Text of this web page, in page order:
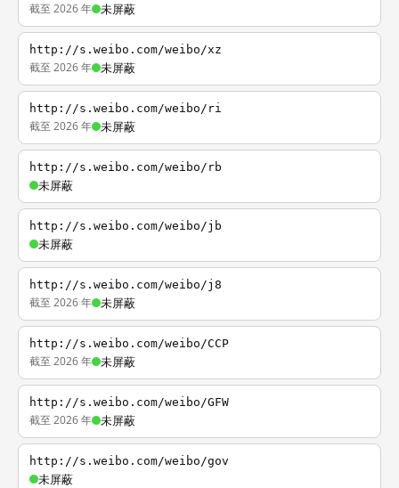
截至 2026 年 未屏蔽
http://s.weibo.com/weibo/xz
截至 2026 年 未屏蔽
http://s.weibo.com/weibo/ri
截至 2026 年 未屏蔽
http://s.weibo.com/weibo/rb
未屏蔽
http://s.weibo.com/weibo/jb
未屏蔽
http://s.weibo.com/weibo/j8
截至 2026 年 未屏蔽
http://s.weibo.com/weibo/CCP
截至 2026 年 未屏蔽
http://s.weibo.com/weibo/GFW
截至 2026 年 未屏蔽
http://s.weibo.com/weibo/gov
未屏蔽